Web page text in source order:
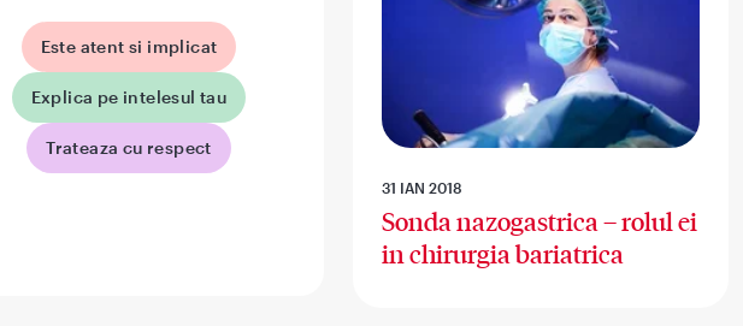
Este atent si implicat
Explica pe intelesul tau
Trateaza cu respect
31 IAN 2018
Sonda nazogastrica – rolul ei
in chirurgia bariatrica